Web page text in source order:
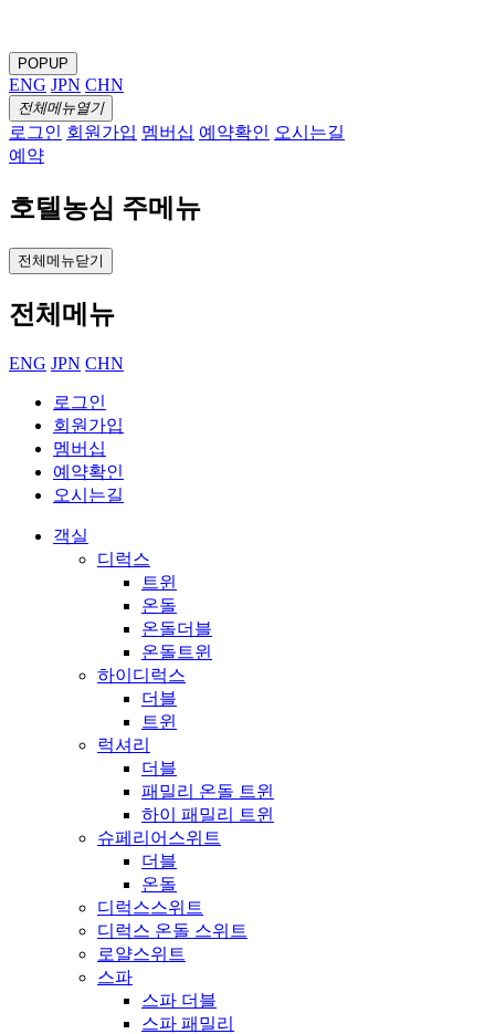
POPUP
ENG JPN CHN
전체메뉴열기
로그인 회원가입 멤버십 예약확인 오시는길
예약
호텔농심 주메뉴
전체메뉴닫기
전체메뉴
ENG JPN CHN
로그인
회원가입
멤버십
예약확인
오시는길
객실
디럭스
트윈
온돌
온돌더블
온돌트윈
하이디럭스
더블
트윈
럭셔리
더블
패밀리 온돌 트윈
하이 패밀리 트윈
슈페리어스위트
더블
온돌
디럭스스위트
디럭스 온돌 스위트
로얄스위트
스파
스파 더블
스파 패밀리